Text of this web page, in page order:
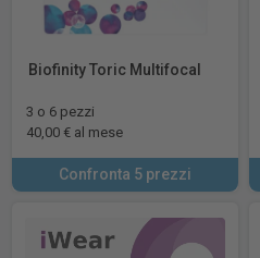
Biofinity Toric Multifocal
3 o 6 pezzi
40,00 € al mese
Confronta 5 prezzi